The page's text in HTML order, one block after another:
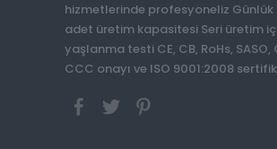
hizmetlerinde profesyoneliz Günlük
adet üretim kapasitesi Seri üretim
yaşlanma testi CE, CB, RoHs, SASO,
CCC onayı ve ISO 9001:2008